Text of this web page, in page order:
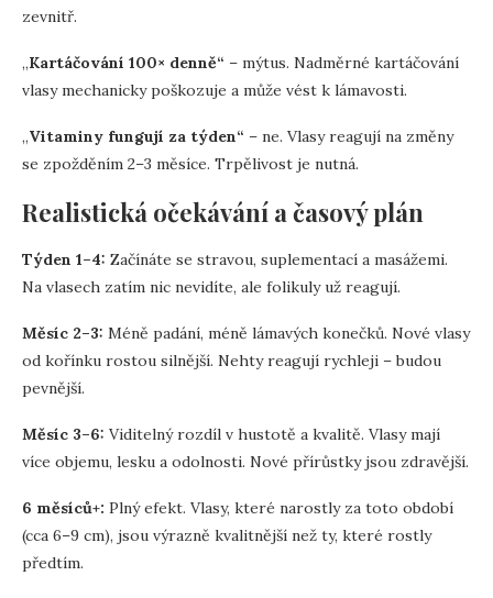
zevnitř.
„Kartáčování 100× denně“ – mýtus. Nadměrné kartáčování
vlasy mechanicky poškozuje a může vést k lámavosti.
„Vitaminy fungují za týden“ – ne. Vlasy reagují na změny
se zpožděním 2–3 měsíce. Trpělivost je nutná.
Realistická očekávání a časový plán
Týden 1–4: Začínáte se stravou, suplementací a masážemi.
Na vlasech zatím nic nevidíte, ale folikuly už reagují.
Měsíc 2–3: Méně padání, méně lámavých konečků. Nové vlasy
od kořínku rostou silnější. Nehty reagují rychleji – budou
pevnější.
Měsíc 3–6: Viditelný rozdíl v hustotě a kvalitě. Vlasy mají
více objemu, lesku a odolnosti. Nové přírůstky jsou zdravější.
6 měsíců+: Plný efekt. Vlasy, které narostly za toto období
(cca 6–9 cm), jsou výrazně kvalitnější než ty, které rostly
předtím.